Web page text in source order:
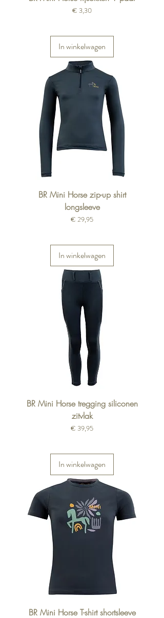
Prijs
€ 3,30
In winkelwagen
BR Mini Horse zip-up shirt
longsleeve
Prijs
€ 29,95
In winkelwagen
BR Mini Horse tregging siliconen
zitvlak
Prijs
€ 39,95
In winkelwagen
BR Mini Horse T-shirt shortsleeve